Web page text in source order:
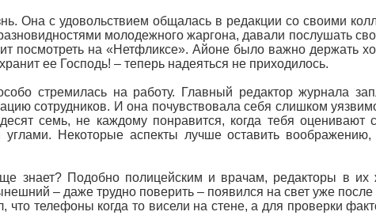
Она с удовольствием общалась в редакции со своими
молодежного жаргона, давали послушать
посмотреть на «Нетфликсе». Айоне было важно держать
ее Господь! – теперь надеяться не приходилось.
стремилась на работу. Главный редактор журнала
сотрудников. И она почувствовала себя слишком
семь, не каждому понравится, когда тебя оценивают
Некоторые аспекты лучше оставить
знает? Подобно полицейским и врачам, редакторы в их
– даже трудно поверить – появился на свет уже
что телефоны когда то висели на стене, а для проверки